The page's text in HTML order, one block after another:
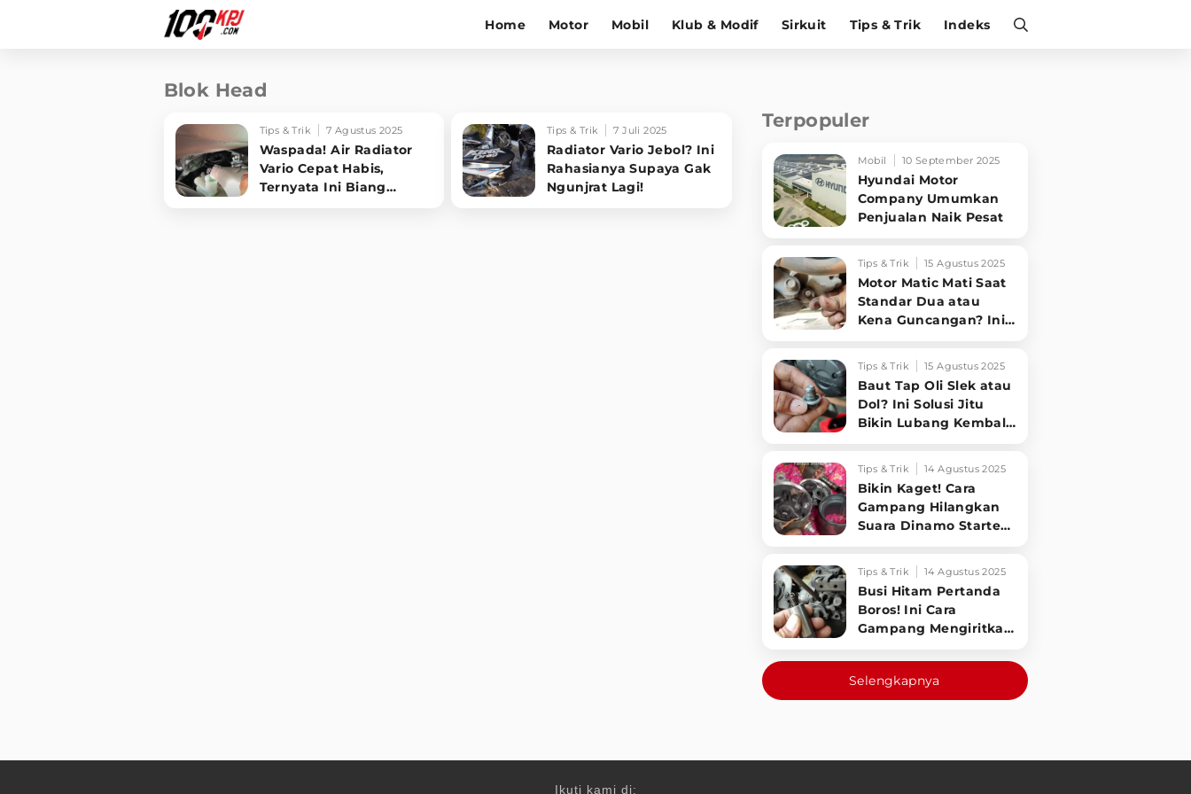
Home Motor Mobil Klub & Modif Sirkuit Tips & Trik Indeks
Blok Head
Tips & Trik 7 Agustus 2025
Waspada! Air Radiator
Vario Cepat Habis,
Ternyata Ini Biang
Tips & Trik 7 Juli 2025
Radiator Vario Jebol? Ini
Rahasianya Supaya Gak
Ngunjrat Lagi!
Terpopuler
Mobil 10 September 2025
Hyundai Motor
Company Umumkan
Penjualan Naik Pesat
Tips & Trik 15 Agustus 2025
Motor Matic Mati Saat
Standar Dua atau
Kena Guncangan? Ini
Tips & Trik 15 Agustus 2025
Baut Tap Oli Slek atau
Dol? Ini Solusi Jitu
Bikin Lubang Kembali
Tips & Trik 14 Agustus 2025
Bikin Kaget! Cara
Gampang Hilangkan
Suara Dinamo Starter
Dimatikan!
Tips & Trik 14 Agustus 2025
Busi Hitam Pertanda
Boros! Ini Cara
Gampang Mengiritkan
Lebih Irit!
Selengkapnya
Ikuti kami di: